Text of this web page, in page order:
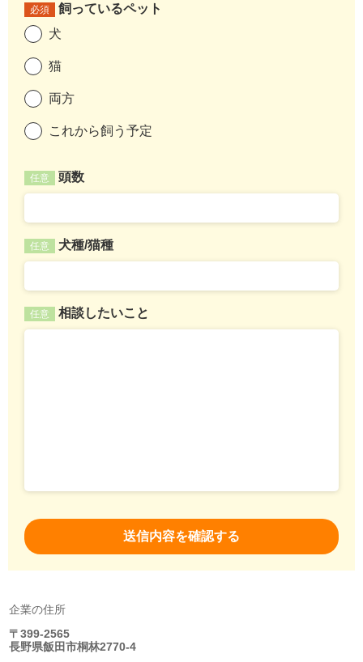
必須
飼っているペット
犬
猫
両方
これから飼う予定
任意 頭数
任意 犬種/猫種
任意 相談したいこと
企業の住所
〒399-2565
長野県飯田市桐林2770-4